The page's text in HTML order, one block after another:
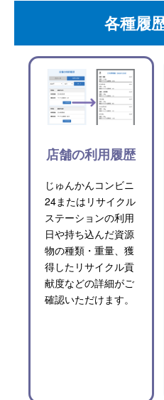
各種履
店舗の利用履歴
じゅんかんコンビニ
24またはリサイクル
ステーションの利用
日や持ち込んだ資源
物の種類・重量、獲
得したリサイクル貢
献度などの詳細がご
確認いただけます。